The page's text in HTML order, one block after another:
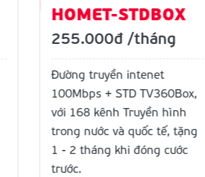
HOMET-STDBOX
255.000đ /tháng
Đường truyền intenet
100Mbps + STD TV360Box,
với 168 kênh Truyền hình
trong nước và quốc tế, tặng
1 - 2 tháng khi đóng cước
trước.